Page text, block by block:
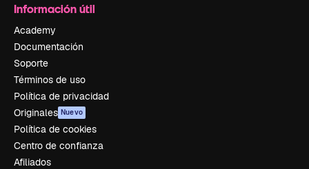
Información útil
Academy
Documentación
Soporte
Términos de uso
Política de privacidad
Originales Nuevo
Política de cookies
Centro de confianza
Afiliados